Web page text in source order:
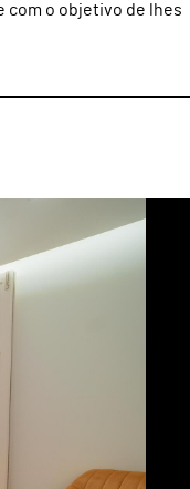
com o objetivo de lhes